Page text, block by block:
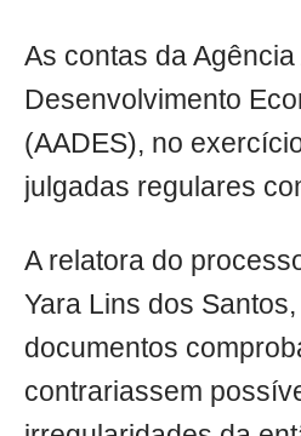
As contas da
Desenvolvimento
(AADES), no
julgadas regulares
A relatora do
Yara Lins dos
documentos
contrariassem